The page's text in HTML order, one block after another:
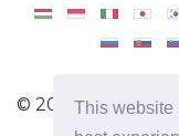
This website
© 2026